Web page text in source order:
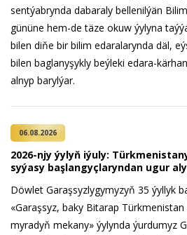
sentýabrynda dabaraly bellenilýän
gününe hem-de täze okuw ýylyna
bilen diňe bir bilim edaralarynda däl,
bilen baglanyşykly beýleki edara-
alnyp barylýar.
06.08.2026
2026-njy ýylyň iýuly:
syýasy başlangyçlaryndan ugur
Döwlet Garaşsyzlygymyzyň 35 ýyllyk
«Garaşsyz, baky Bitarap
myradyň mekany» ýylynda ýurdumyz